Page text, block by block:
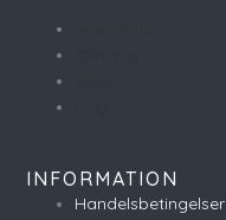
INFORMATION
Handelsbetingelser